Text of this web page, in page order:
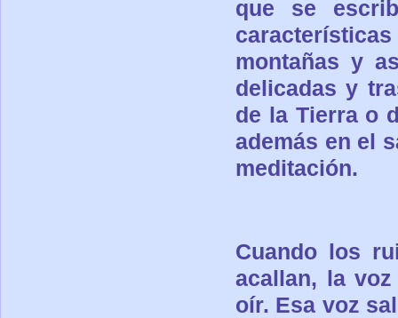
que se
montañas y
delicadas y
de la Tierra o
además en el
meditación.
Cuando los
acallan, la voz
oír. Esa voz